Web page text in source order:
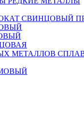
СВИНЦОВЫЙ